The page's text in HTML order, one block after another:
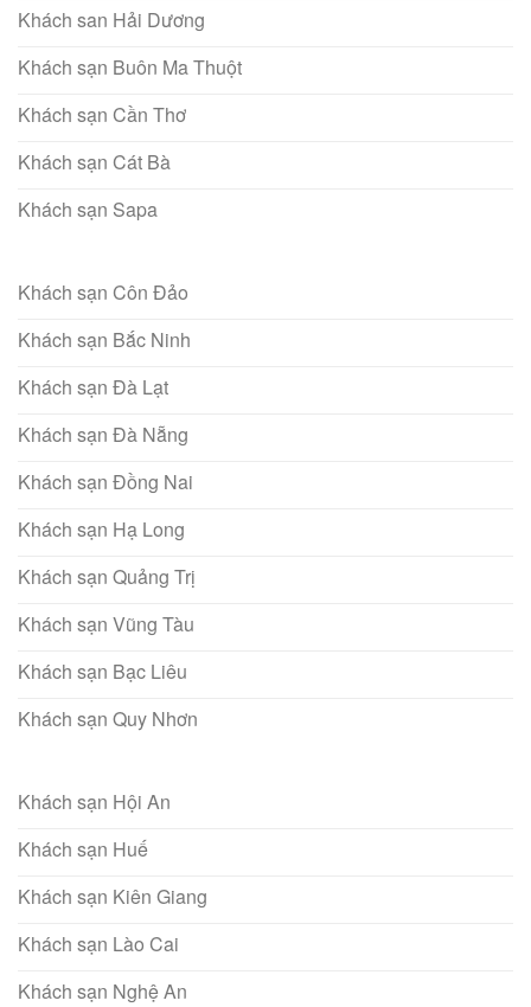
Khách san Hải Dương
Khách sạn Buôn Ma Thuột
Khách sạn Cần Thơ
Khách sạn Cát Bà
Khách sạn Sapa
Khách sạn Côn Đảo
Khách sạn Bắc Ninh
Khách sạn Đà Lạt
Khách sạn Đà Nẵng
Khách sạn Đồng Nai
Khách sạn Hạ Long
Khách sạn Quảng Trị
Khách sạn Vũng Tàu
Khách sạn Bạc Liêu
Khách sạn Quy Nhơn
Khách sạn Hội An
Khách sạn Huế
Khách sạn Kiên Giang
Khách sạn Lào Cai
Khách sạn Nghệ An